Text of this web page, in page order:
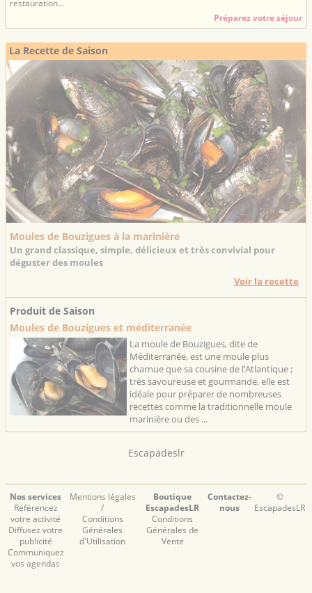
restauration...
Préparez votre séjour
La Recette de Saison
Moules de Bouzigues à la marinière
Un grand classique, simple, délicieux et très convivial pour
déguster des moules
Voir la recette
Produit de Saison
Moules de Bouzigues et méditerranée
La moule de Bouzigues, dite de
Méditerranée, est une moule plus
charnue que sa cousine de l’Atlantique ;
très savoureuse et gourmande, elle est
idéale pour préparer de nombreuses
recettes comme la traditionnelle moule
marinière ou des ...
Escapadeslr
Nos services
Référencez
votre activité
Diffusez votre
publicité
Communiquez
vos agendas
Mentions légales
/
Conditions
Générales
d'Utilisation
Boutique
EscapadesLR
Conditions
Générales de
Vente
Contactez-
nous
©
EscapadesLR